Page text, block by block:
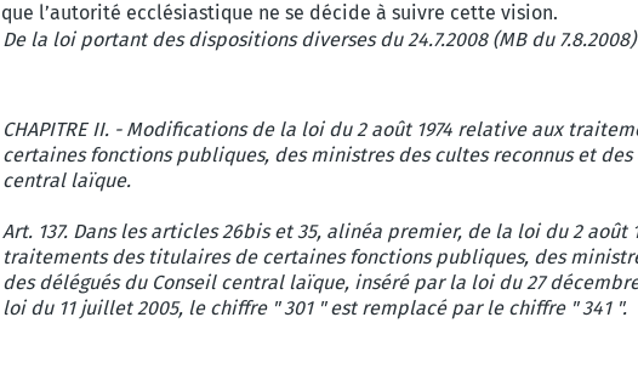
que l’autorité ecclésiastique ne se décide à suivre cette vision.
De la loi portant des dispositions diverses du 24.7.2008 (MB du 7.8.2008)
CHAPITRE II. - Modifications de la loi du 2 août 1974 relative aux
certaines fonctions publiques, des ministres des cultes reconnus et des
central laïque.
Art. 137. Dans les articles 26bis et 35, alinéa premier, de la loi du 2 août
traitements des titulaires de certaines fonctions publiques, des
des délégués du Conseil central laïque, inséré par la loi du 27
loi du 11 juillet 2005, le chiffre " 301 " est remplacé par le chiffre " 341 ".